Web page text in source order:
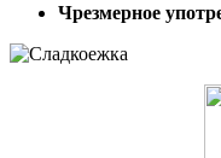
Чрезмерное